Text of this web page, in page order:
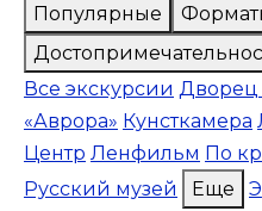
Популярные
Все экскурсии
«Аврора» Кунсткамера
Центр Ленфильм По
Русский музей
Еще